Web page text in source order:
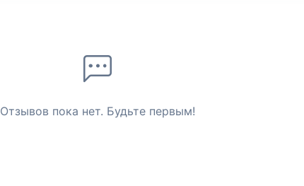
Отзывов пока нет. Будьте первым!